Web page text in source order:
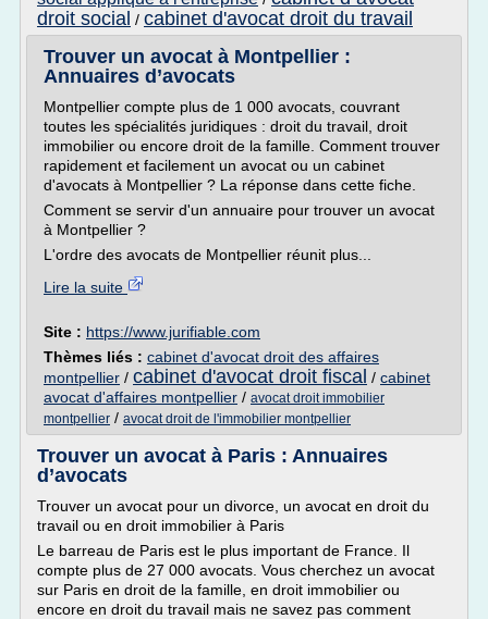
droit social / cabinet d'avocat droit du travail
Trouver un avocat à Montpellier :
Annuaires d’avocats
Montpellier compte plus de 1 000 avocats, couvrant
toutes les spécialités juridiques : droit du travail, droit
immobilier ou encore droit de la famille. Comment trouver
rapidement et facilement un avocat ou un cabinet
d'avocats à Montpellier ? La réponse dans cette fiche.
Comment se servir d'un annuaire pour trouver un avocat
à Montpellier ?
L'ordre des avocats de Montpellier réunit plus...
Lire la suite
Site : https://www.jurifiable.com
Thèmes liés : cabinet d'avocat droit des affaires
montpellier / cabinet d'avocat droit fiscal / cabinet
avocat d'affaires montpellier / avocat droit immobilier
montpellier / avocat droit de l'immobilier montpellier
Trouver un avocat à Paris : Annuaires
d’avocats
Trouver un avocat pour un divorce, un avocat en droit du
travail ou en droit immobilier à Paris
Le barreau de Paris est le plus important de France. Il
compte plus de 27 000 avocats. Vous cherchez un avocat
sur Paris en droit de la famille, en droit immobilier ou
encore en droit du travail mais ne savez pas comment